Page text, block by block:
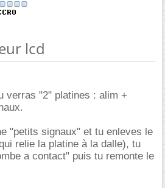
lcd
verras "2" platines : alim +
"petits signaux" et tu enleves le
relie la platine à la dalle), tu
a contact" puis tu remonte le